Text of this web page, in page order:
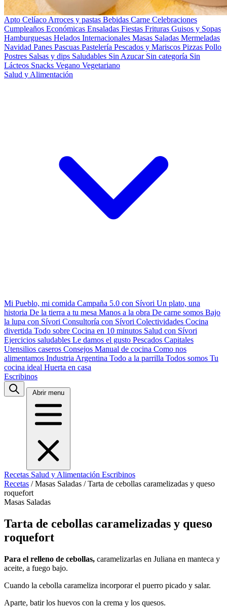
Apto Celíaco Arroces y pastas Bebidas Carne Celebraciones
Cumpleaños Económicas Ensaladas Fiestas Frituras Guisos y Sopas
Hamburguesas Helados Internacionales Masas Saladas Mermeladas
Navidad Panes Pascuas Pastelería Pescados y Mariscos Pizzas Pollo
Postres Salsas y dips Saludables Sin Azucar Sin categoría Sin
Lácteos Snacks Vegano Vegetariano
Salud y Alimentación
Mi Pueblo, mi comida Campaña 5.0 con Sívori Un plato, una
historia De la tierra a tu mesa Manos a la obra De carne somos Bajo
la lupa con Sívori Consultoría con Sívori Colectividades Cocina
divertida Todo sobre Cocina en 10 minutos Salud con Sívori
Ejercicios saludables Le damos el gusto Pescados Capitales
Utensilios caseros Consejos Manual de cocina Como nos
alimentamos Industria Argentina Todo a la parrilla Todos somos Tu
cocina ideal Huerta en casa
Escribinos
Abrir menu
Recetas Salud y Alimentación Escribinos
Recetas / Masas Saladas / Tarta de cebollas caramelizadas y queso
roquefort
Masas Saladas
Tarta de cebollas caramelizadas y queso
roquefort
Para el relleno de cebollas, caramelizarlas en Juliana en manteca y
aceite, a fuego bajo.
Cuando la cebolla carameliza incorporar el puerro picado y salar.
Aparte, batir los huevos con la crema y los quesos.